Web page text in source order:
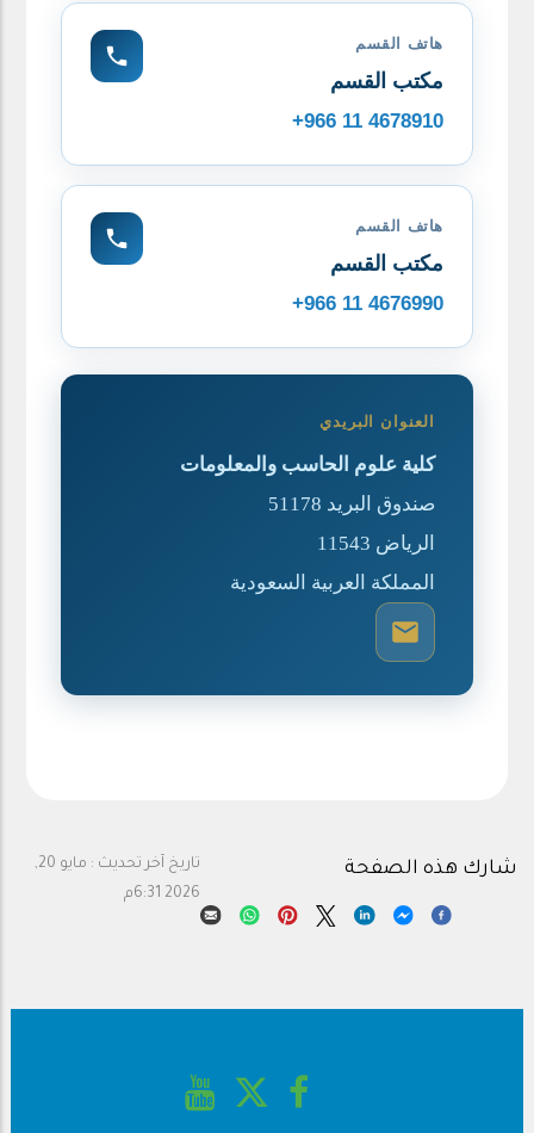
هاتف القسم
مكتب القسم
+966 11 4678910
هاتف القسم
مكتب القسم
+966 11 4676990
العنوان البريدي
كلية علوم الحاسب والمعلومات
صندوق البريد 51178
الرياض 11543
المملكة العربية السعودية
تاريخ آخر تحديث :
مايو 20,
2026 6:31م
شارك هذه الصفحة